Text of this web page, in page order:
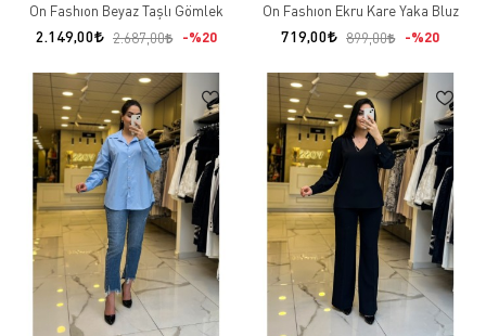
On Fashıon Beyaz Taşlı Gömlek
2.149,00 2.687,00 %20
On Fashıon Ekru Kare Yaka Bluz
719,00 899,00 %20